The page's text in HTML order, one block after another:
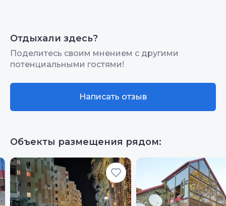
Отдыхали здесь?
Поделитесь своим мнением с другими
потенциальными гостями!
Написать отзыв
Объекты размещения рядом: